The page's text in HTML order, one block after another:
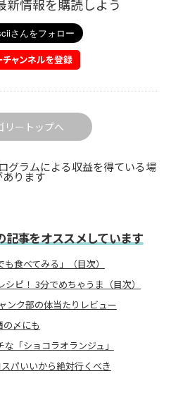
新情報を購読しよう
リートップへ
グラムによる収益を得ている場
あります
事をオススメしています
食べてみる」（目次）
ピ！ 3分でめちゃうま（目次）
ンク部の体当たりレビュー
〆にも
「ショコラオランジュ」
パいいから絶対行くべき